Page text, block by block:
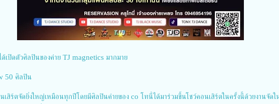
ด้เปิดตัวศิลปินของค่าย TJ magnetics มากมาย
50 ศิลปิน
เสิร์ตจัดยิ่งใหญ่เหมือนทุกปีโดยมีศิลปินค่ายของ co โทนี่ได้มาร่วมขึ้นโชว์คอนเสิร์ตในครั้งนี้ด้วยงานจัดใ